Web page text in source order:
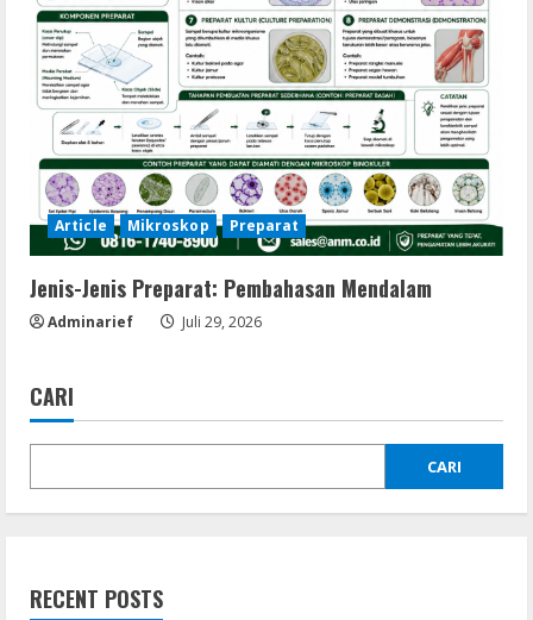
Article Mikroskop Preparat
Jenis-Jenis Preparat: Pembahasan Mendalam
Adminarief Juli 29, 2026
CARI
CARI
RECENT POSTS